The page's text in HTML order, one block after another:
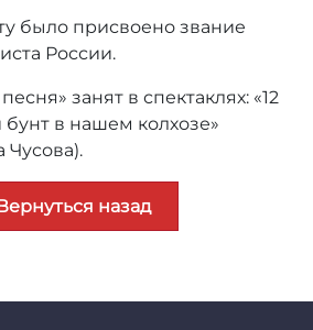
было присвоено звание
России.
занят в спектаклях: «12
бунт в нашем колхозе»
назад